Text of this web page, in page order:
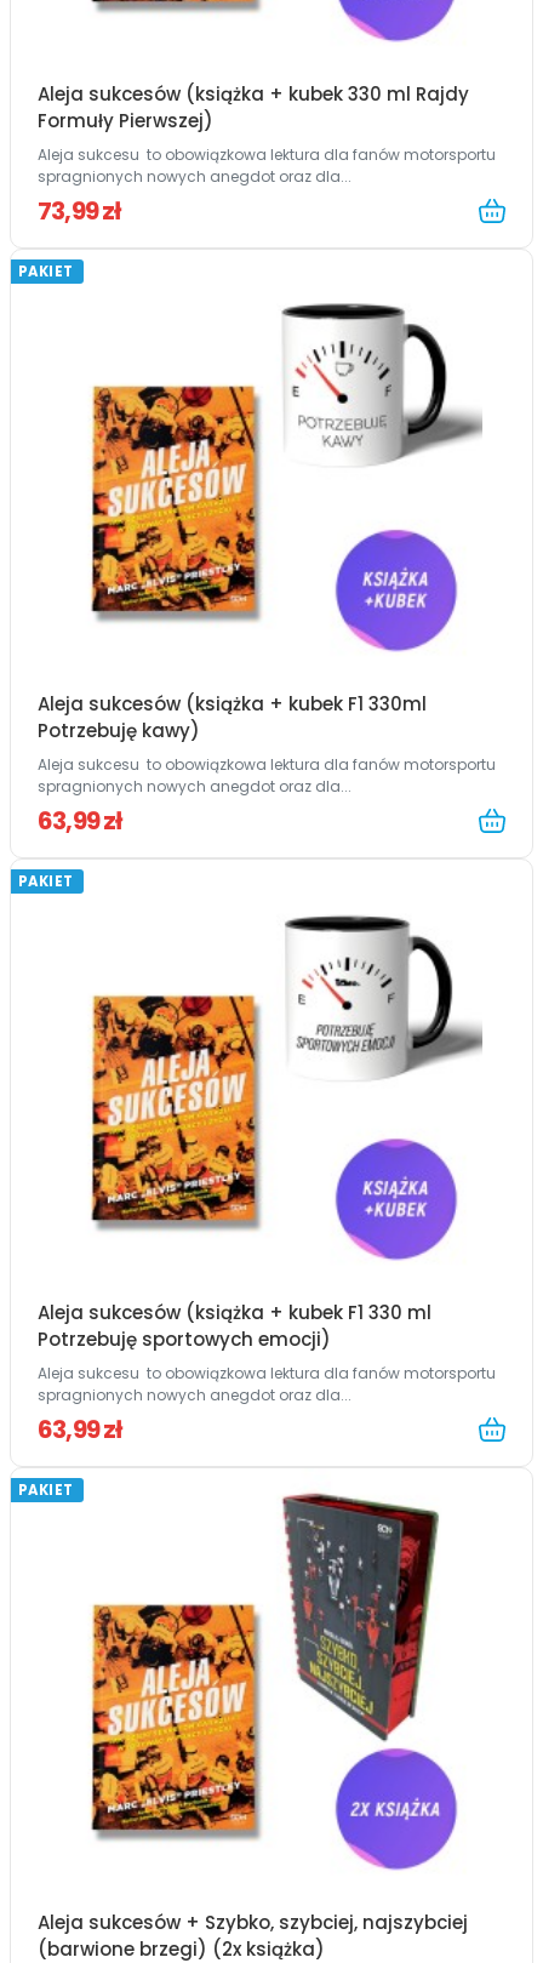
Aleja sukcesów (książka + kubek 330 ml Rajdy
Formuły Pierwszej)
Aleja sukcesu to obowiązkowa lektura dla fanów motorsportu
spragnionych nowych anegdot oraz dla...
73,99 zł
PAKIET
Aleja sukcesów (książka + kubek F1 330ml
Potrzebuję kawy)
Aleja sukcesu to obowiązkowa lektura dla fanów motorsportu
spragnionych nowych anegdot oraz dla...
63,99 zł
PAKIET
Aleja sukcesów (książka + kubek F1 330 ml
Potrzebuję sportowych emocji)
Aleja sukcesu to obowiązkowa lektura dla fanów motorsportu
spragnionych nowych anegdot oraz dla...
63,99 zł
PAKIET
Aleja sukcesów + Szybko, szybciej, najszybciej
(barwione brzegi) (2x książka)